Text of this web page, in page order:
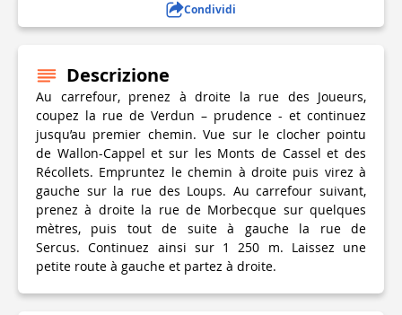
Condividi
Descrizione
Au carrefour, prenez à droite la rue des Joueurs,
coupez la rue de Verdun – prudence - et continuez
jusqu’au premier chemin. Vue sur le clocher pointu
de Wallon-Cappel et sur les Monts de Cassel et des
Récollets. Empruntez le chemin à droite puis virez à
gauche sur la rue des Loups. Au carrefour suivant,
prenez à droite la rue de Morbecque sur quelques
mètres, puis tout de suite à gauche la rue de
Sercus. Continuez ainsi sur 1 250 m. Laissez une
petite route à gauche et partez à droite.